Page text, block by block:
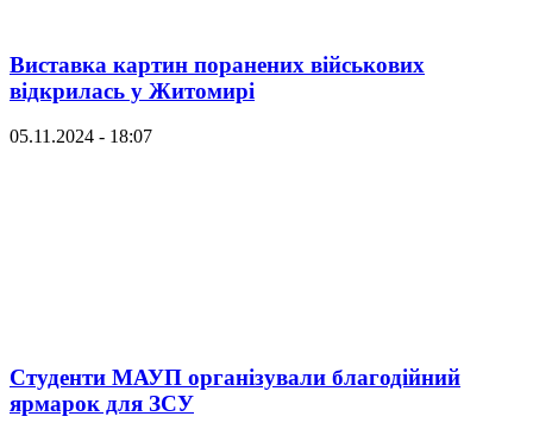
Виставка картин поранених військових
відкрилась у Житомирі
05.11.2024 - 18:07
Студенти МАУП організували благодійний
ярмарок для ЗСУ